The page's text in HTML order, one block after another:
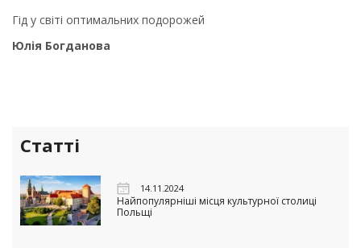
Гід у світі оптимальних подорожей
Юлія Богданова
Статті
14.11.2024
Найпопулярніші місця культурної столиці
Польщі